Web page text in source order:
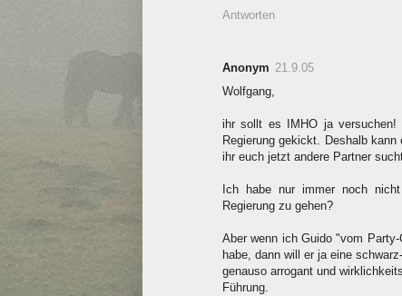
Antworten
Anonym 21.9.05
Wolfgang,
ihr sollt es IMHO ja versuchen!
Regierung gekickt. Deshalb
ihr euch jetzt andere Partner
Ich habe nur immer noch
Regierung zu gehen?
Aber wenn ich Guido "vom
habe, dann will er ja eine
genauso arrogant und
Führung.